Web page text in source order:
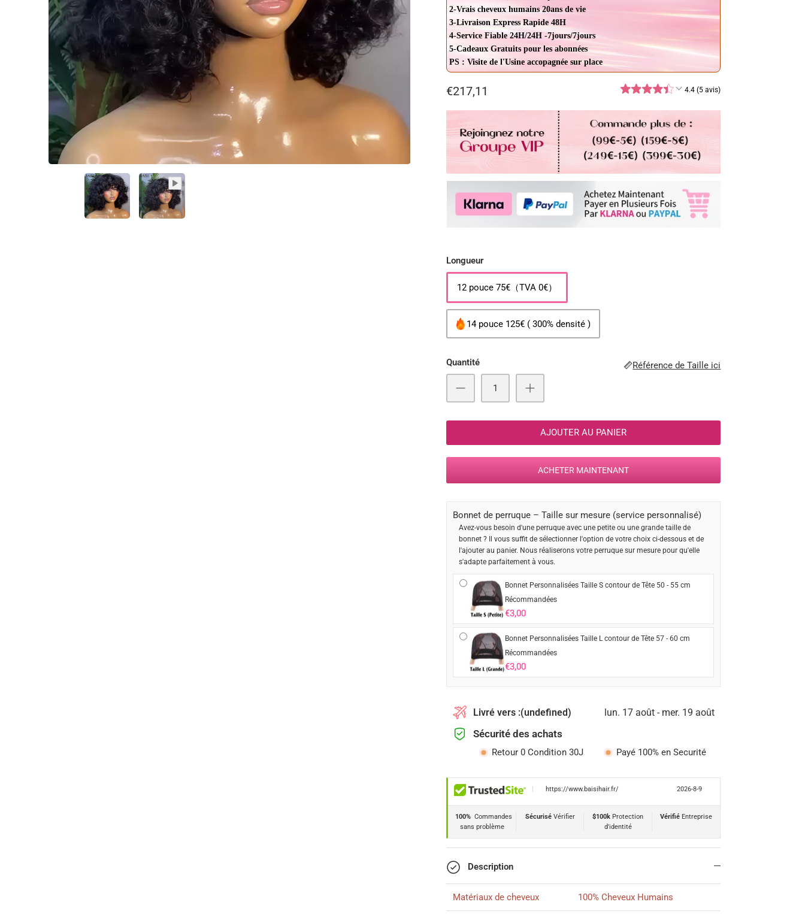
2-Vrais cheveux humains 20ans de vie
3-Livraison Express Rapide 48H
4-Service Fiable 24H/24H -7jours/7jours
5-Cadeaux Gratuits pour les abonnées
PS : Visite de l'Usine accopagnée sur place
€217,11 4.4 (5 avis)
Longueur
12 pouce 75€（TVA 0€）
14 pouce 125€ ( 300% densité )
Quantité Référence de Taille ici
AJOUTER AU PANIER
ACHETER MAINTENANT
Bonnet de perruque – Taille sur mesure (service personnalisé)
Avez-vous besoin d'une perruque avec une petite ou une grande taille de
bonnet ? Il vous suffit de sélectionner l'option de votre choix ci-dessous et de
l'ajouter au panier. Nous réaliserons votre perruque sur mesure pour qu'elle
s'adapte parfaitement à vous.
Bonnet Personnalisées Taille S contour de Tête 50 - 55 cm
Récommandées
€3,00
Bonnet Personnalisées Taille L contour de Tête 57 - 60 cm
Récommandées
€3,00
Livré vers :(undefined) lun. 17 août - mer. 19 août
Sécurité des achats
Retour 0 Condition 30J Payé 100% en Securité
https://www.baisihair.fr/ 2026-8-9
100% Commandes
sans problème
SécuriséVérifier $100k Protection
d'identité
Vérifié Entreprise
Description
Matériaux de cheveux 100% Cheveux Humains